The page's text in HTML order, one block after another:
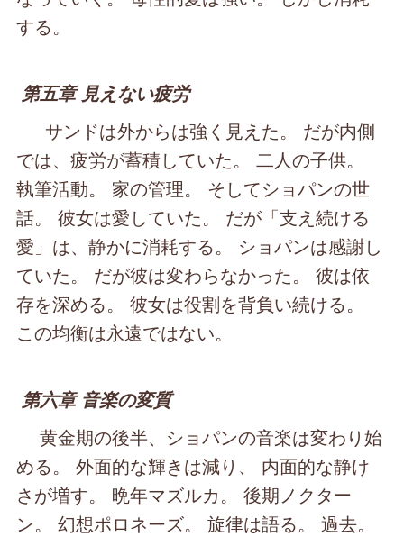
する。
第五章 見えない疲労
サンドは外からは強く見えた。 だが内側
では、疲労が蓄積していた。 二人の子供。
執筆活動。 家の管理。 そしてショパンの世
話。 彼女は愛していた。 だが「支え続ける
愛」は、静かに消耗する。 ショパンは感謝し
ていた。 だが彼は変わらなかった。 彼は依
存を深める。 彼女は役割を背負い続ける。
この均衡は永遠ではない。
第六章 音楽の変質
黄金期の後半、ショパンの音楽は変わり始
める。 外面的な輝きは減り、 内面的な静け
さが増す。 晩年マズルカ。 後期ノクター
ン。 幻想ポロネーズ。 旋律は語る。 過去。